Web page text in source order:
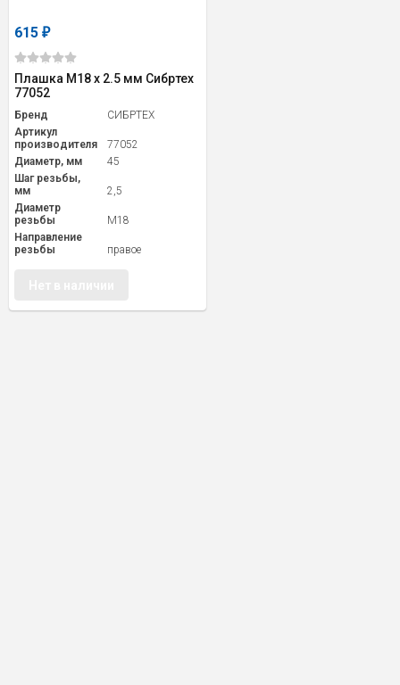
615 ₽
Плашка М18 х 2.5 мм Сибртех
77052
Бренд
СИБРТЕХ
Артикул
производителя
77052
Диаметр, мм
45
Шаг резьбы,
мм
2,5
Диаметр
резьбы
M18
Направление
резьбы
правое